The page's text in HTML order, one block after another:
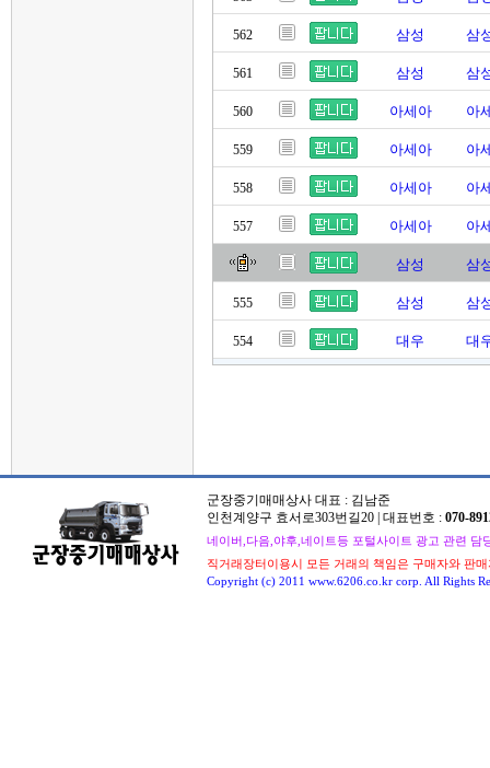
562 삼성 삼
561 삼성 삼
560 아세아 아
559 아세아 아
558 아세아 아
557 아세아 아
삼성 삼
555 삼성 삼
554 대우 대
군장중기매매상사 대표 : 김남준
인천계양구 효서로303번길20 | 대표번호 : 070-
네이버,다음,야후,네이트등 포털사이트 광고 관련 담
직거래장터이용시 모든 거래의 책임은 구매자와 판
Copyright (c) 2011 www.6206.co.kr corp. All Rights